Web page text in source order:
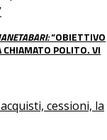
“OBIETTIVO
POLITO. VI